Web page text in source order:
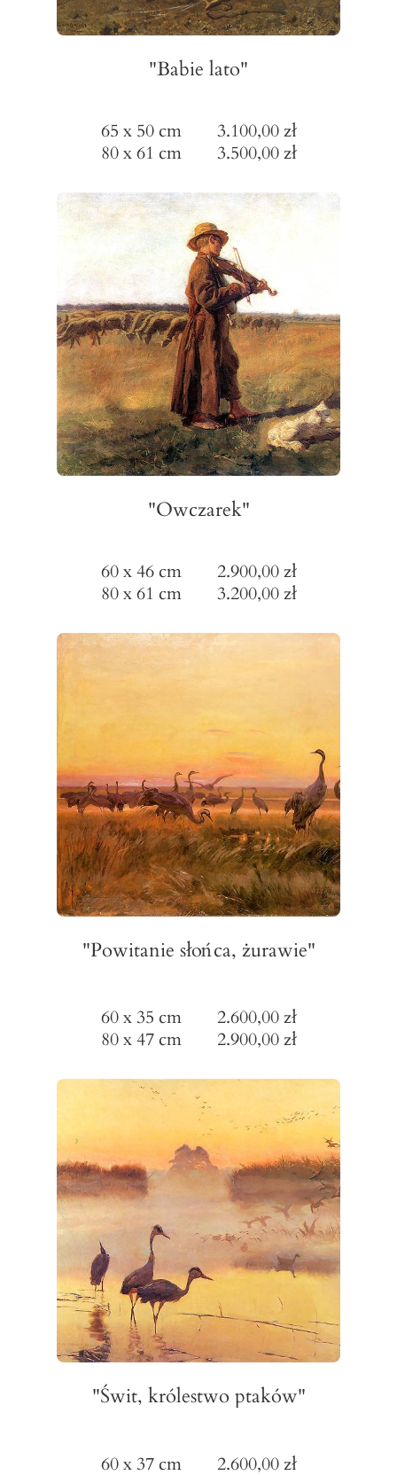
60 x 37 cm 2.600,00 zł
"Świt, królestwo ptaków"
60 x 35 cm 2.600,00 zł
80 x 47 cm 2.900,00 zł
"Powitanie słońca, żurawie"
60 x 46 cm 2.900,00 zł
80 x 61 cm 3.200,00 zł
"Owczarek"
65 x 50 cm 3.100,00 zł
80 x 61 cm 3.500,00 zł
"Babie lato"